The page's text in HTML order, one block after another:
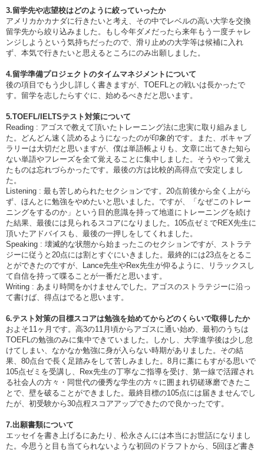
3.留学先や志望校はどのように絞っていったか
アメリカかカナダに行きたいと考え、その中でレベルの高い大学を交換
留学先から絞り込みました。もし今年ダメだったら来年もう一度チャレ
ンジしようという気持ちだったので、滑り止めの大学等は候補に入れ
ず、本気で行きたいと思えるところにのみ出願しました。
4.留学準備プロジェクトのタイムマネジメントについて
後の項目でもう少し詳しく書きますが、TOEFLとの戦いは長かったで
す。留学を志したらすぐに、始めるべきだと思います。
5.TOEFL/IELTSテスト対策について
Reading : アゴスで教えて頂いたトレーニング法に忠実に取り組みまし
た。どんどん速く読めるようになったのが印象的です。また、ボキャブ
ラリーは大切だと思いますが、僕は単語帳よりも、文章に出てきた知ら
ない単語やフレーズを全て覚えることに集中しました。そうやって覚え
たものは忘れづらかったです。最後の方は比較的高得点で安定しまし
た。
Listening : 最も苦しめられたセクションです。20点前後から全く上がら
ず、ほんとに勉強をやめたいと思いました。ですが、「なぜこのトレー
ニングをするのか」という目的意識を持って地道にトレーニングを続け
た結果、最後には見られるスコアになりました。105点ゼミでREX先生に
頂いたアドバイスも、最後の一押しをしてくれました。
Speaking : 壊滅的な状態から始まったこのセクションですが、ストラテ
ジーに従うと20点には割とすぐにいきました。最終的には23点をとるこ
とができたのですが、Lance先生やRex先生が仰るように、リラックスし
て自信を持って喋ることが一番だと思います。
Writing : あまり時間をかけませんでした。アゴスのストラテジーに沿っ
て書けば、得点はでると思います。
6.テスト対策の目標スコアは勉強を始めてからどのくらいで取得したか
およそ11ヶ月です。高3の11月頃からアゴスに通い始め、最初のうちは
TOEFLの勉強のみに集中できていました。しかし、大学進学後は少し怠
けてしまい、なかなか勉強に身が入らない時期がありました。その結
果、80点台で長く足踏みをして苦しみました。8月に藁にもすがる思いで
105点ゼミを受講し、Rex先生の丁寧なご指導を受け、第一線で活躍され
る社会人の方々・同世代の優秀な学生の方々に囲まれ切磋琢磨できたこ
とで、壁を破ることができました。最終目標の105点には届きませんでし
たが、初受験から30点程スコアアップできたので良かったです。
7.出願書類について
エッセイを書き上げるにあたり、松永さんには本当にお世話になりまし
た。今思うと目も当てられないような初回のドラフトから、5回ほど書き